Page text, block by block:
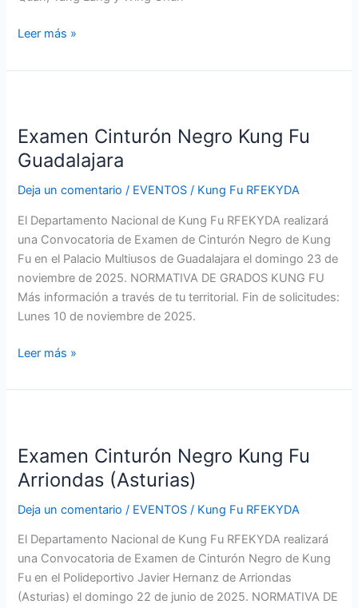
Leer más »
Examen Cinturón Negro Kung Fu
Guadalajara
Deja un comentario / EVENTOS / Kung Fu RFEKYDA
El Departamento Nacional de Kung Fu RFEKYDA realizará
una Convocatoria de Examen de Cinturón Negro de Kung
Fu en el Palacio Multiusos de Guadalajara el domingo 23 de
noviembre de 2025. NORMATIVA DE GRADOS KUNG FU
Más información a través de tu territorial. Fin de solicitudes:
Lunes 10 de noviembre de 2025.
Negro
Kung
Guadalajara
Leer más »
Examen Cinturón Negro Kung Fu
Arriondas (Asturias)
Deja un comentario / EVENTOS / Kung Fu RFEKYDA
El Departamento Nacional de Kung Fu RFEKYDA realizará
una Convocatoria de Examen de Cinturón Negro de Kung
Fu en el Polideportivo Javier Hernanz de Arriondas
(Asturias) el domingo 22 de junio de 2025. NORMATIVA DE
Negro
Kung
Arriondas
(Asturias)